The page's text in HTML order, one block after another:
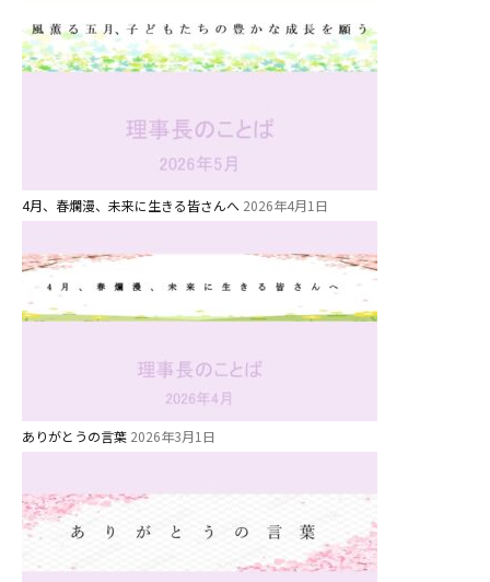
4月、春爛漫、未来に生きる皆さんへ 2026年4月1日
ありがとうの言葉 2026年3月1日
園児募集要項
教職員募集
園のこと
安⼼・安全対策
給⾷
課外教室
理事長のことば
教育と保育
美⽊多幼稚園の理想
年間⾏事
預かり保育［ヒラソル ]